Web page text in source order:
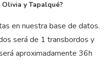
y Tapalqué?
en nuestra base de datos.
será de 1 transbordos y
aproximadamente 36h